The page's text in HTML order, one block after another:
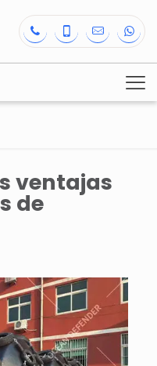
ventajas
de